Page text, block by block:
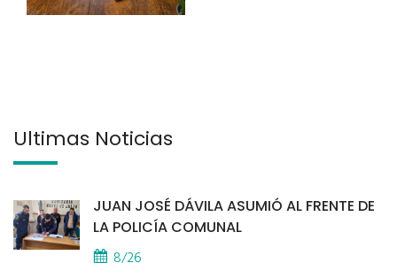
Últimas Noticias
JUAN JOSÉ DÁVILA ASUMIÓ AL FRENTE DE
LA POLICÍA COMUNAL